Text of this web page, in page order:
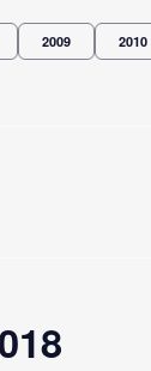
2009 2010